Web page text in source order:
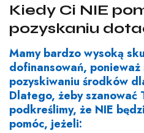
Kiedy Ci NIE
pozyskaniu
Mamy bardzo wysoką
dofinansowań,
pozyskiwaniu środków
Dlatego, żeby szanować
podkreślimy, że NIE
pomóc, jeżeli: